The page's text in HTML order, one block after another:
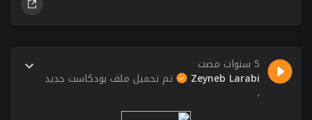
5 سنوات مضت
Zeyneb Larabi تم تحميل ملف بودكاست جديد
،